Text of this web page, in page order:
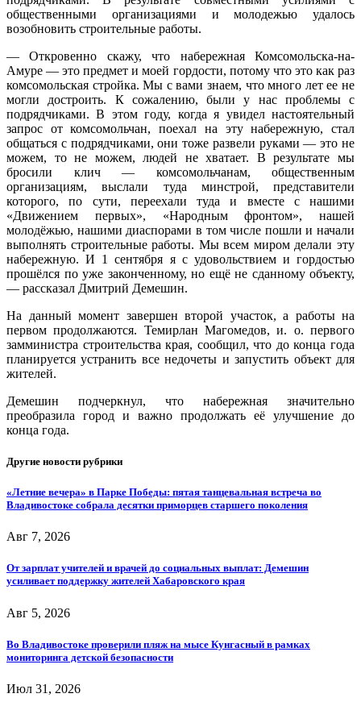
общественными организациями и молодежью удалось
возобновить строительные работы.
— Откровенно скажу, что набережная Комсомольска-на-
Амуре — это предмет и моей гордости, потому что это как раз
комсомольская стройка. Мы с вами знаем, что много лет ее не
могли достроить. К сожалению, были у нас проблемы с
подрядчиками. В этом году, когда я увидел настоятельный
запрос от комсомольчан, поехал на эту набережную, стал
общаться с подрядчиками, они тоже развели руками — это не
можем, то не можем, людей не хватает. В результате мы
бросили клич — комсомольчанам, общественным
организациям, выслали туда минстрой, представители
которого, по сути, переехали туда и вместе с нашими
«Движением первых», «Народным фронтом», нашей
молодёжью, нашими диаспорами в том числе пошли и начали
выполнять строительные работы. Мы всем миром делали эту
набережную. И 1 сентября я с удовольствием и гордостью
прошёлся по уже законченному, но ещё не сданному объекту,
— рассказал Дмитрий Демешин.
На данный момент завершен второй участок, а работы на
первом продолжаются. Темирлан Магомедов, и. о. первого
замминистра строительства края, сообщил, что до конца года
планируется устранить все недочеты и запустить объект для
жителей.
Демешин подчеркнул, что набережная значительно
преобразила город и важно продолжать её улучшение до
конца года.
Другие новости рубрики
«Летние вечера» в Парке Победы: пятая танцевальная встреча во
Владивостоке собрала десятки приморцев старшего поколения
Авг 7, 2026
От зарплат учителей и врачей до социальных выплат: Демешин
усиливает поддержку жителей Хабаровского края
Авг 5, 2026
Во Владивостоке проверили пляж на мысе Кунгасный в рамках
мониторинга детской безопасности
Июл 31, 2026